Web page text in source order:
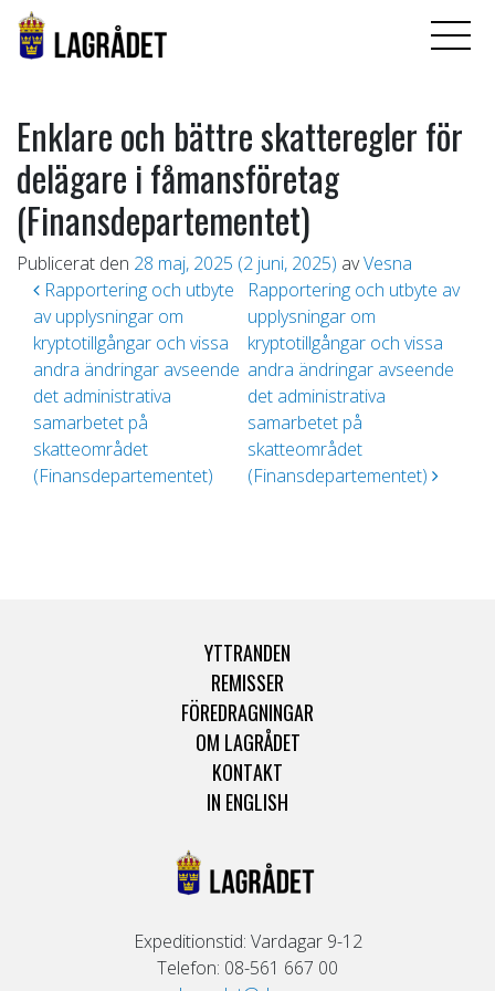
Enklare och bättre skatteregler för
delägare i fåmansföretag
(Finansdepartementet)
Publicerat den 28 maj, 2025 (2 juni, 2025) avVesna
Inläggsnavigering
Rapportering och utbyte
av upplysningar om
kryptotillgångar och vissa
andra ändringar avseende
det administrativa
samarbetet på
skatteområdet
(Finansdepartementet)
Rapportering och utbyte av
upplysningar om
kryptotillgångar och vissa
andra ändringar avseende
det administrativa
samarbetet på
skatteområdet
(Finansdepartementet)
YTTRANDEN
REMISSER
FÖREDRAGNINGAR
OM LAGRÅDET
KONTAKT
IN ENGLISH
Expeditionstid: Vardagar 9-12
Telefon: 08-561 667 00